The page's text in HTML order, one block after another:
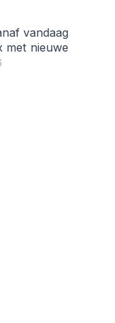
vandaag
met nieuwe